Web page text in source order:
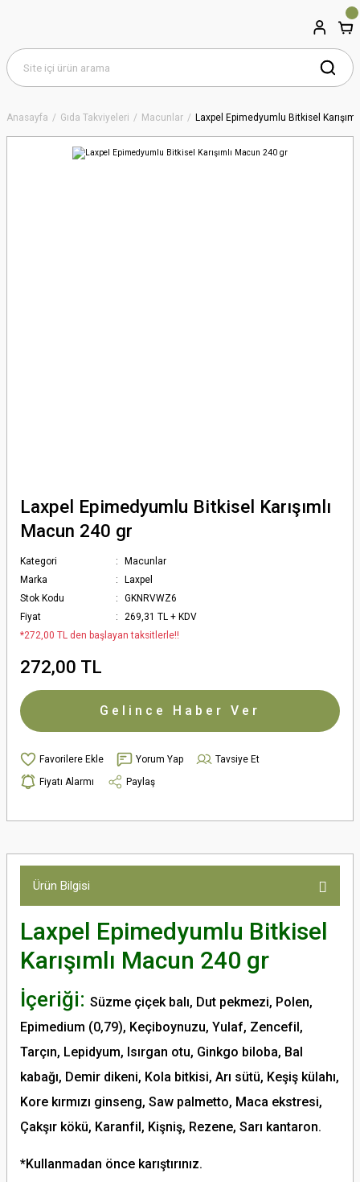
Anasayfa Gıda Takviyeleri Macunlar Laxpel Epimedyumlu Bitkisel
Laxpel Epimedyumlu Bitkisel Karışımlı
Macun 240 gr
Kategori
Macunlar
Marka
Laxpel
Stok Kodu
GKNRVWZ6
Fiyat
269,31 TL + KDV
*272,00 TL den başlayan taksitlerle!!
272,00 TL
Gelince Haber Ver
Yorum Yap
Tavsiye Et
Fiyatı Alarmı
Paylaş
Ürün Bilgisi
Laxpel Epimedyumlu Bitkisel
Karışımlı Macun 240 gr
İçeriği: Süzme çiçek balı, Dut pekmezi, Polen,
Epimedium (0,79), Keçiboynuzu, Yulaf, Zencefil,
Tarçın, Lepidyum, Isırgan otu, Ginkgo biloba, Bal
kabağı, Demir dikeni, Kola bitkisi, Arı sütü, Keşiş külahı,
Kore kırmızı ginseng, Saw palmetto, Maca ekstresi,
Çakşır kökü, Karanfil, Kişniş, Rezene, Sarı kantaron.
*Kullanmadan önce karıştırınız.